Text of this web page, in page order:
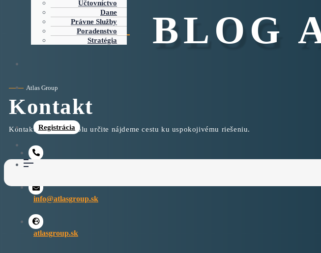
Účtovníctvo
Dane
Právne Služby
Poradenstvo
Stratégia
Registrácia
BLOG
Atlas Group
Kontakt
Kontaktujte nás a spolu určite nájdeme cestu ku uspokojivému riešeniu.
info@atlasgroup.sk
atlasgroup.sk